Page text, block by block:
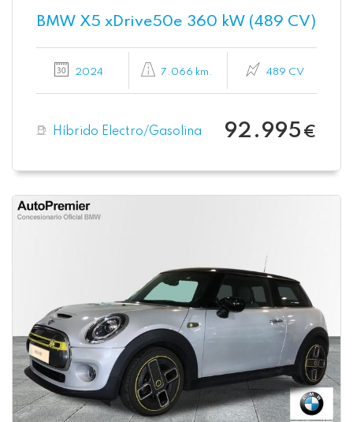
BMW X5 xDrive50e 360 kW (489 CV)
2024 7.066 km. 489 CV
Híbrido Electro/Gasolina 92.995 €